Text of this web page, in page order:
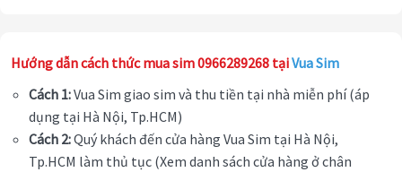
Hướng dẫn cách thức mua sim 0966289268 tạiVua Sim
Cách 1:Vua Sim giao sim và thu tiền tại nhà miễn phí (áp
dụng tại Hà Nội, Tp.HCM)
Cách 2:Quý khách đến cửa hàng Vua Sim tại Hà Nội,
Tp.HCM làm thủ tục (Xem danh sách cửa hàng ở chân